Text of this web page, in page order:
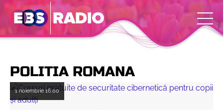
POLITIA ROMANA
1 noiembrie16:00